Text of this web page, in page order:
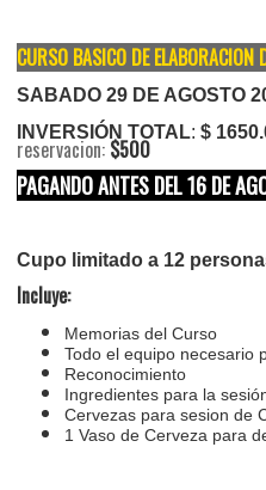
CURSO BASICO DE ELABORACION
SABADO 29 DE AGOSTO
INVERSIÓN TOTAL:$
reservacion: $500
PAGANDO ANTES DEL 16 DE
Cupo limitado a 12
Incluye:
Memorias del Curso
Todo el equipo necesario
Reconocimiento
Ingredientes para la
Cervezas para sesion de
1 Vaso de Cerveza para